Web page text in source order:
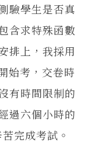
學生是否真
含求特殊函數
排上，我採用
始考，交卷時
有時間限制的
過六個小時的
完成考試。